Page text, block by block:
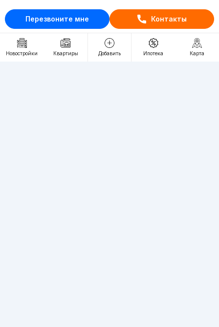
Перезвоните мне Контакты
Новостройки Квартиры Добавить Ипотека Карта
Отдел рекламы
+998 (78) 113-20-86
+998 (93) 390-30-10
Пн-Пт. С 9:30 до 18:00